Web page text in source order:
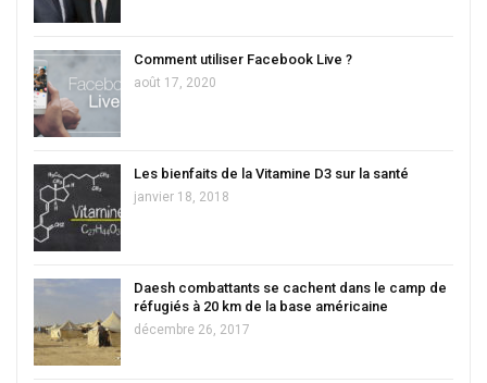
Comment utiliser Facebook Live ?
août 17, 2020
Les bienfaits de la Vitamine D3 sur la santé
janvier 18, 2018
Daesh combattants se cachent dans le camp de
réfugiés à 20 km de la base américaine
décembre 26, 2017